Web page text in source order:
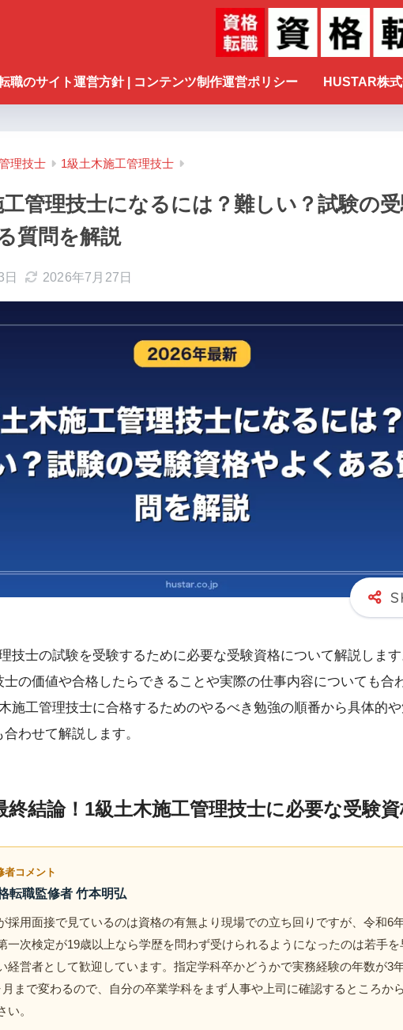
職のサイト運営方針 | コンテンツ制作運営ポリシー HUSTAR株
理技士 1級土木施工管理技士
管理技士になるには？難しい？試験の
質問を解説
2026年7月27日
技士の試験を受験するために必要な受験資格について解説しま
士の価値や合格したらできることや実際の仕事内容についても合
施工管理技士に合格するためのやるべき勉強の順番から具体的
わせて解説します。
終結論！1級土木施工管理技士に必要な受験
者コメント
転職監修者 竹本明弘
採用面接で見ているのは資格の有無より現場での立ち回りですが、令和6
一次検定が19歳以上なら学歴を問わず受けられるようになったのは若手を
経営者として歓迎しています。指定学科卒かどうかで実務経験の年数が3
月まで変わるので、自分の卒業学科をまず人事や上司に確認するところか
い。